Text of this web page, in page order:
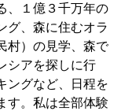
、１億３千万年の
グ、森に住むオラ
村）の見学、森で
シアを探しに行
ングなど、日程を
す。私は全部体験